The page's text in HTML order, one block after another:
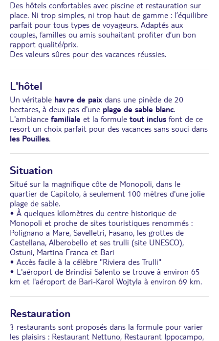
Des hôtels confortables avec piscine et restauration sur
place. Ni trop simples, ni trop haut de gamme : l’équilibre
parfait pour tous types de voyageurs. Adaptés aux
couples, familles ou amis souhaitant profiter d’un bon
rapport qualité/prix.
Des valeurs sûres pour des vacances réussies.
L'hôtel
Un véritable havre de paix dans une pinède de 20
hectares, à deux pas d'une plage de sable blanc.
L'ambiance familiale et la formule tout inclus font de ce
resort un choix parfait pour des vacances sans souci dans
les Pouilles.
Situation
Situé sur la magnifique côte de Monopoli, dans le
quartier de Capitolo, à seulement 100 mètres d'une jolie
plage de sable.
• À quelques kilomètres du centre historique de
Monopoli et proche de sites touristiques renommés :
Polignano a Mare, Savelletri, Fasano, les grottes de
Castellana, Alberobello et ses trulli (site UNESCO),
Ostuni, Martina Franca et Bari
• Accès facile à la célèbre "Riviera des Trulli"
• L'aéroport de Brindisi Salento se trouve à environ 65
km et l'aéroport de Bari-Karol Wojtyla à environ 69 km.
Restauration
3 restaurants sont proposés dans la formule pour varier
les plaisirs : Restaurant Nettuno, Restaurant Ippocampo,